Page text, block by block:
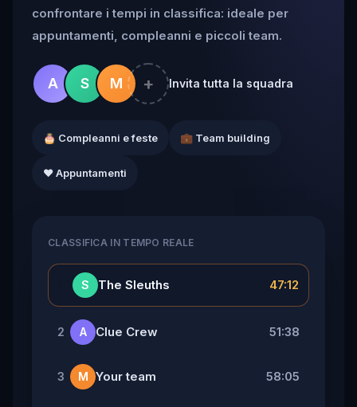
confrontare i tempi in classifica: ideale per
appuntamenti, compleanni e piccoli team.
A S M + Invita tutta la squadra
🎂 Compleanni e feste 💼 Team building
❤️ Appuntamenti
CLASSIFICA IN TEMPO REALE
S The Sleuths 47:12
2 A Clue Crew 51:38
3 M Your team 58:05